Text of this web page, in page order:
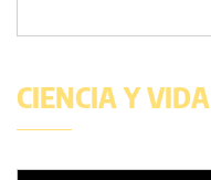
CIENCIA Y VIDA